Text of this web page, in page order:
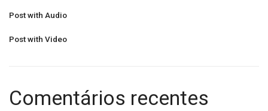
Post with Audio
Post with Video
Comentários recentes